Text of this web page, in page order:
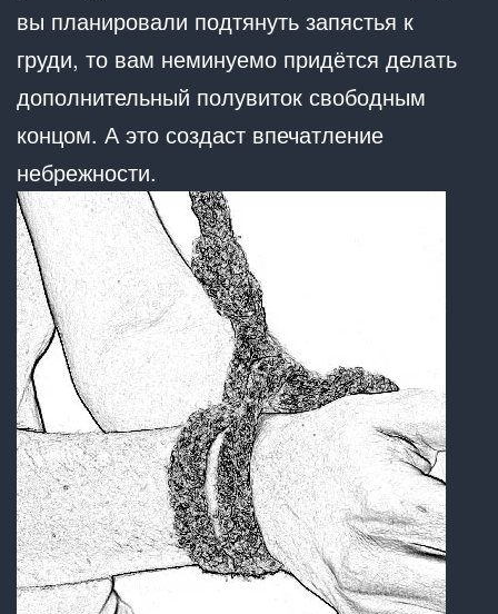
вы планировали подтянуть запястья к
груди, то вам неминуемо придётся делать
дополнительный полувиток свободным
концом. А это создаст впечатление
небрежности.